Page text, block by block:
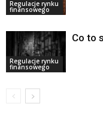
Regulacje rynku
finansowego
Regulacje rynku
finansowego
Co to